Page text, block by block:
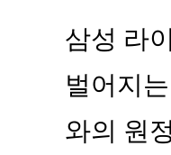
삼성 라
벌어지
와의 원